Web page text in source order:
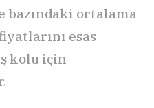
bazındaki ortalama
esas
kolu için